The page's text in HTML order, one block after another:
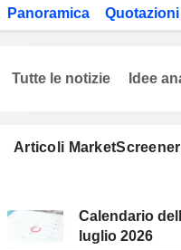
Panoramica Quotazioni
Articoli MarketScreener
Calendario
luglio 2026
Tutte le notizie Idee